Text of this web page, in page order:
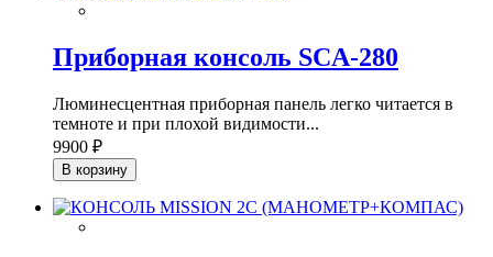
Приборная консоль SCA-280
Люминесцентная приборная панель легко читается в
темноте и при плохой видимости...
9900 ₽
В корзину